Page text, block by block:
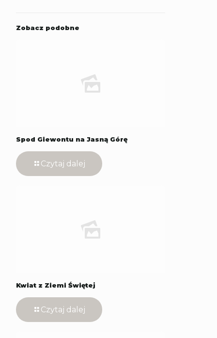
Zobacz podobne
Spod Giewontu na Jasną Górę
Czytaj dalej
Kwiat z Ziemi Świętej
Czytaj dalej